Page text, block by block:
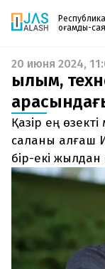
қоғамдық-
Жаңалықтар
Спорт
Live
Руханият
Аймақ
Архив
Заң және
Редакциямен
Жарнама бөлімі
+7 701 220 64 52
Газетке
PDF форматтағы
поштаңызға
шыққан сәтте
енгізіңіз, біз
20 июня 2024,
Ғылым,
Қазір ең
саланы алғаш
бір-екі